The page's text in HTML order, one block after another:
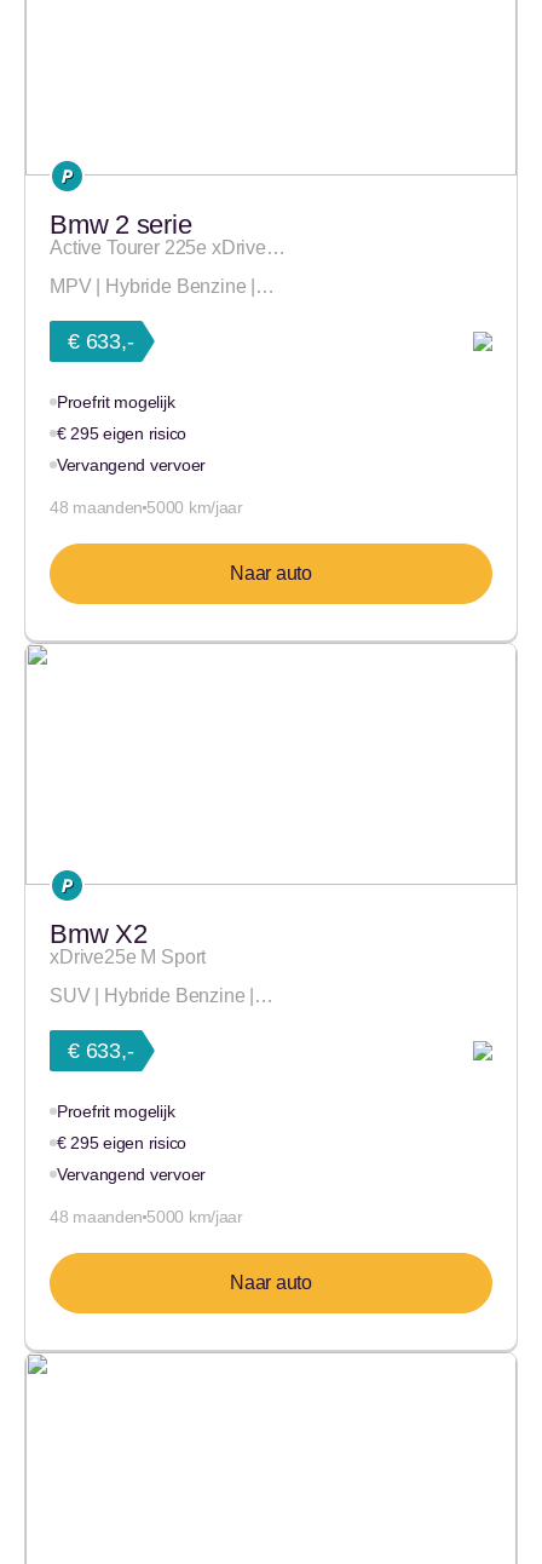
Bmw 2 serie
Active Tourer 225e xDrive…
MPV | Hybride Benzine |…
€ 633,-
Proefrit mogelijk
€ 295 eigen risico
Vervangend vervoer
48 maanden 5000 km/jaar
Naar auto
Bmw X2
xDrive25e M Sport
SUV | Hybride Benzine |…
€ 633,-
Proefrit mogelijk
€ 295 eigen risico
Vervangend vervoer
48 maanden 5000 km/jaar
Naar auto